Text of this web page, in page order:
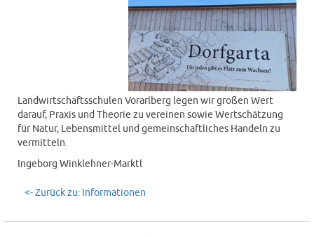
Landwirtschaftsschulen Vorarlberg legen wir großen Wert
darauf, Praxis und Theorie zu vereinen sowie Wertschätzung
für Natur, Lebensmittel und gemeinschaftliches Handeln zu
vermitteln.
Ingeborg Winklehner-Marktl
<- Zurück zu: Informationen